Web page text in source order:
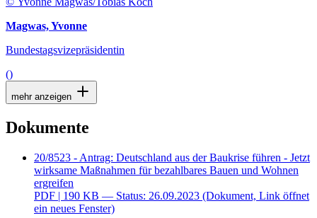
Magwas, Yvonne
Bundestagsvizepräsidentin
()
mehr anzeigen
Dokumente
20/8523 - Antrag: Deutschland aus der Baukrise führen - Jetzt
wirksame Maßnahmen für bezahlbares Bauen und Wohnen
ergreifen
PDF | 190 KB — Status: 26.09.2023 (Dokument, Link öffnet
ein neues Fenster)